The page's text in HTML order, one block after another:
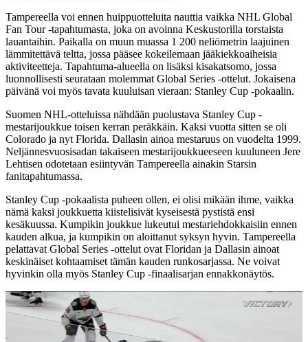
Tampereella voi ennen huippuotteluita nauttia vaikka NHL Global
Fan Tour -tapahtumasta, joka on avoinna Keskustorilla torstaista
lauantaihin. Paikalla on muun muassa 1 200 neliömetrin laajuinen
lämmitettävä teltta, jossa pääsee kokeilemaan jääkiekkoaiheisia
aktiviteetteja. Tapahtuma-alueella on lisäksi kisakatsomo, jossa
luonnollisesti seurataan molemmat Global Series -ottelut. Jokaisena
päivänä voi myös tavata kuuluisan vieraan: Stanley Cup -pokaalin.
Suomen NHL-otteluissa nähdään puolustava Stanley Cup -
mestarijoukkue toisen kerran peräkkäin. Kaksi vuotta sitten se oli
Colorado ja nyt Florida. Dallasin ainoa mestaruus on vuodelta 1999.
Neljännesvuosisadan takaiseen mestarijoukkueeseen kuuluneen Jere
Lehtisen odotetaan esiintyvän Tampereella ainakin Starsin
fanitapahtumassa.
Stanley Cup -pokaalista puheen ollen, ei olisi mikään ihme, vaikka
nämä kaksi joukkuetta kiistelisivät kyseisestä pystistä ensi
kesäkuussa. Kumpikin joukkue lukeutui mestariehdokkaisiin ennen
kauden alkua, ja kumpikin on aloittanut syksyn hyvin. Tampereella
pelattavat Global Series -ottelut ovat Floridan ja Dallasin ainoat
keskinäiset kohtaamiset tämän kauden runkosarjassa. Ne voivat
hyvinkin olla myös Stanley Cup -finaalisarjan ennakkonäytös.